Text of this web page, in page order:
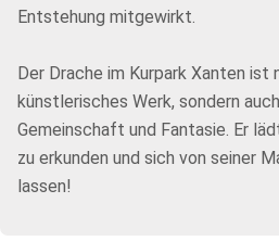
Entstehung mitgewirkt.
Der Drache im Kurpark Xanten ist
künstlerisches Werk, sondern
Gemeinschaft und Fantasie. Er
zu erkunden und sich von seiner
lassen!